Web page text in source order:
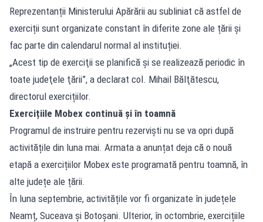
Reprezentanții Ministerului Apărării au subliniat că astfel de
exerciții sunt organizate constant în diferite zone ale țării și
fac parte din calendarul normal al instituției.
„Acest tip de exerciţii se planifică şi se realizează periodic în
toate judeţele ţării”, a declarat col. Mihail Bălţătescu,
directorul exercițiilor.
Exercițiile Mobex continuă și în toamnă
Programul de instruire pentru rezerviști nu se va opri după
activitățile din luna mai. Armata a anunțat deja că o nouă
etapă a exercițiilor Mobex este programată pentru toamnă, în
alte județe ale țării.
În luna septembrie, activitățile vor fi organizate în județele
Neamț, Suceava și Botoșani. Ulterior, în octombrie, exercițiile